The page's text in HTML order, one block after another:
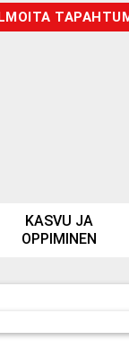
KASVU JA
OPPIMINEN